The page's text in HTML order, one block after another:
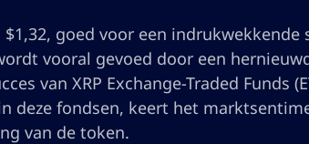
goed voor een
vooral gevoed door een
van XRP Exchange-Traded Funds
deze fondsen, keert het
van de token.